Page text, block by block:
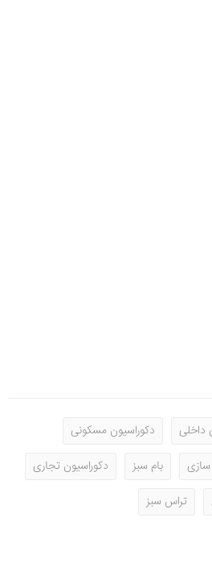
داخلی
دکوراسیون مسکونی
بام سبز
دکوراسیون تجاری
تراس سبز